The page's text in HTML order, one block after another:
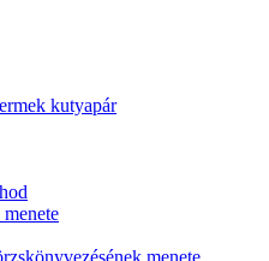
kutyapár
menete